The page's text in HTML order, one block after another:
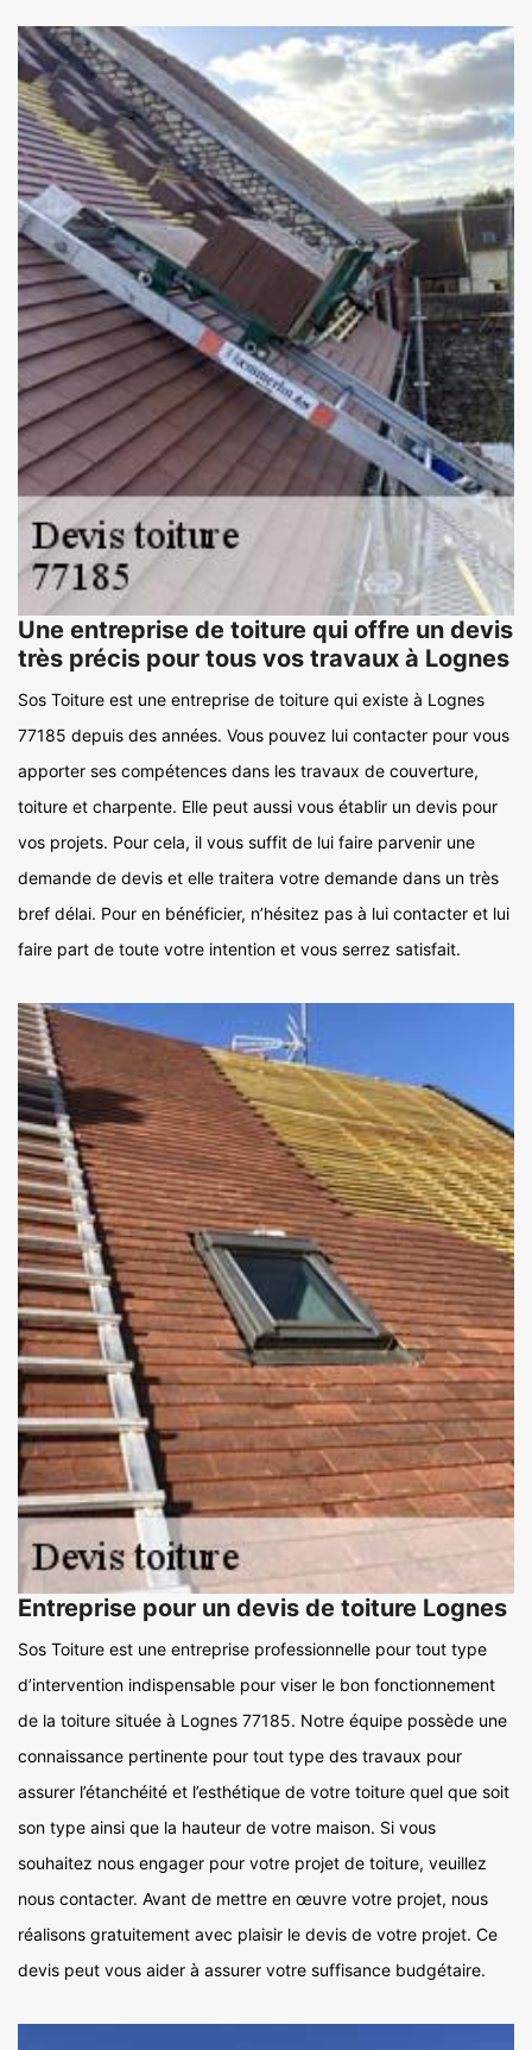
Une entreprise de toiture qui offre un devis
très précis pour tous vos travaux à Lognes
Sos Toiture est une entreprise de toiture qui existe à Lognes
77185 depuis des années. Vous pouvez lui contacter pour vous
apporter ses compétences dans les travaux de couverture,
toiture et charpente. Elle peut aussi vous établir un devis pour
vos projets. Pour cela, il vous suffit de lui faire parvenir une
demande de devis et elle traitera votre demande dans un très
bref délai. Pour en bénéficier, n’hésitez pas à lui contacter et lui
faire part de toute votre intention et vous serrez satisfait.
Entreprise pour un devis de toiture Lognes
Sos Toiture est une entreprise professionnelle pour tout type
d’intervention indispensable pour viser le bon fonctionnement
de la toiture située à Lognes 77185. Notre équipe possède une
connaissance pertinente pour tout type des travaux pour
assurer l’étanchéité et l’esthétique de votre toiture quel que soit
son type ainsi que la hauteur de votre maison. Si vous
souhaitez nous engager pour votre projet de toiture, veuillez
nous contacter. Avant de mettre en œuvre votre projet, nous
réalisons gratuitement avec plaisir le devis de votre projet. Ce
devis peut vous aider à assurer votre suffisance budgétaire.